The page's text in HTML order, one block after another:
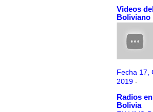
Videos
Boliviano
Fecha 17,
2019 -
Radios
Bolivia